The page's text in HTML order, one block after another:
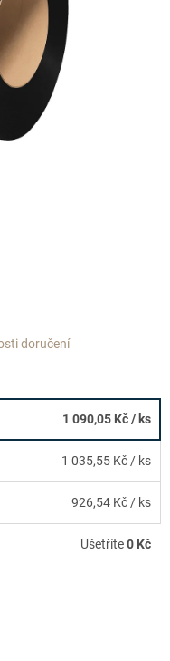
doručení
1 090,05 Kč/ ks
1 035,55 Kč / ks
926,54 Kč / ks
Ušetříte0 Kč